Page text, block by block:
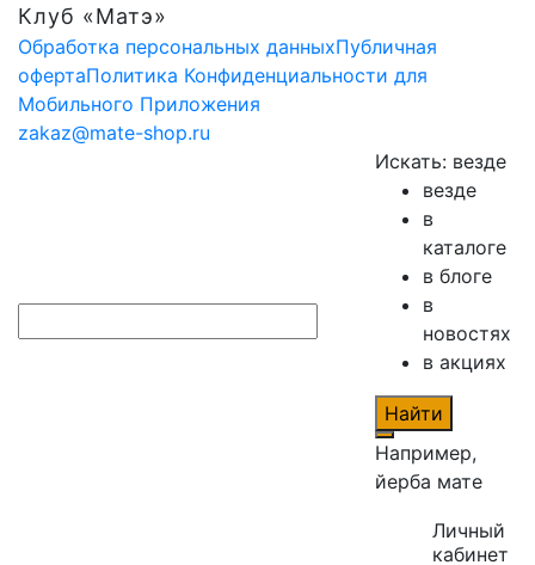
Клуб «Матэ»
Обработка персональных данныхПубличная
офертаПолитика Конфиденциальности для
Мобильного Приложения
zakaz@mate-shop.ru
Искать: везде
везде
в
каталоге
в блоге
в
новостях
в акциях
Найти
Например,
йерба мате
Личный
кабинет